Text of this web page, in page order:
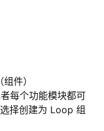
件）
每个功能模块都可
择创建为 Loop 组